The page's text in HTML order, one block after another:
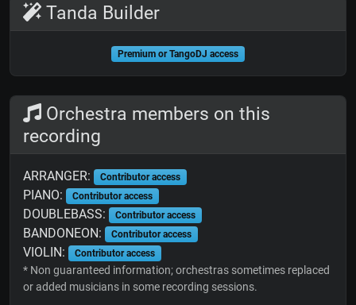
Tanda Builder
Premium or TangoDJ access
Orchestra members on this
recording
ARRANGER: Contributor access
PIANO: Contributor access
DOUBLEBASS: Contributor access
BANDONEON: Contributor access
VIOLIN: Contributor access
* Non guaranteed information; orchestras sometimes replaced
or added musicians in some recording sessions.